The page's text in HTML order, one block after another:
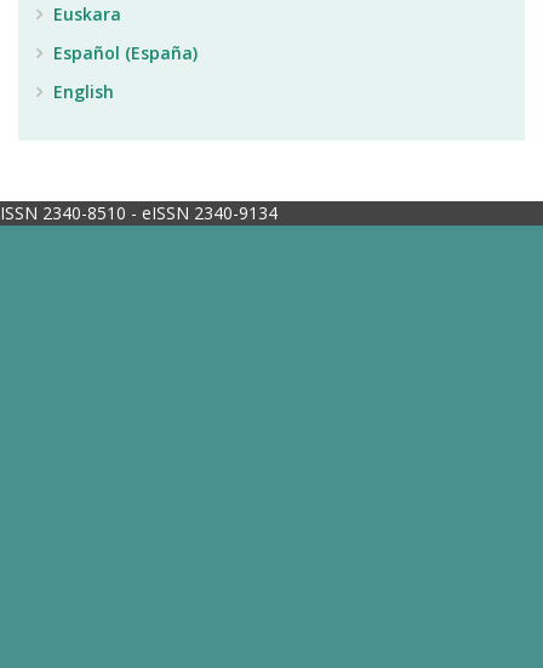
Euskara
Español (España)
English
ISSN 2340-8510 - eISSN 2340-9134